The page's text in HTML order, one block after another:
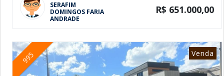
SERAFIM
DOMINGOS FARIA
ANDRADE
R$ 651.000,00
995 Venda